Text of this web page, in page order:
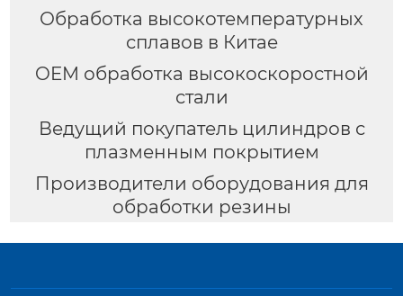
Обработка высокотемпературных
сплавов в Китае
OEM обработка высокоскоростной
стали
Ведущий покупатель цилиндров с
плазменным покрытием
Производители оборудования для
обработки резины